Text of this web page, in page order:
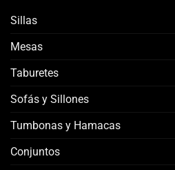
Sillas
Mesas
Taburetes
Sofás y Sillones
Tumbonas y Hamacas
Conjuntos